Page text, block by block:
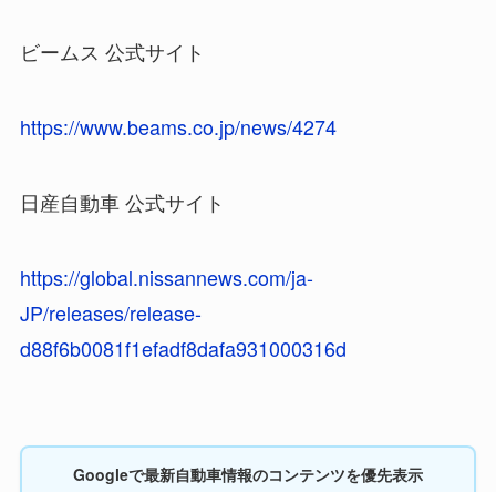
ビームス 公式サイト
https://www.beams.co.jp/news/4274
日産自動車 公式サイト
https://global.nissannews.com/ja-
JP/releases/release-
d88f6b0081f1efadf8dafa931000316d
Googleで最新自動車情報のコンテンツを優先表示